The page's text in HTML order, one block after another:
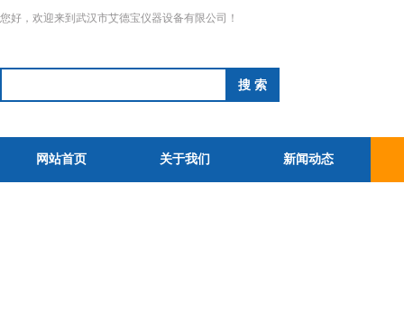
您好，欢迎来到武汉市艾德宝仪器设备有限公司！
网站首页 关于我们 新闻动态